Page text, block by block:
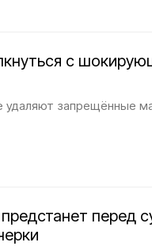
с
удаляют запрещённые
перед